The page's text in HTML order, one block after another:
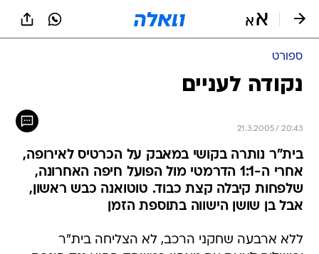
ספורט
נקודה לעניים
21.3.2005 / 20:43
בית"ר נותרה בקושי במאבק על הכרטיס לאירופה,
אחרי ה-1:1 הדרמטי מול הפועל חיפה האחרונה,
שלפחות קיבלה קצת כבוד. טוטואנה כבש ראשון,
אבל בן שושן הישווה בתוספת הזמן
ללא ארבעה שחקני הרכב, לא הצליחה בית"ר